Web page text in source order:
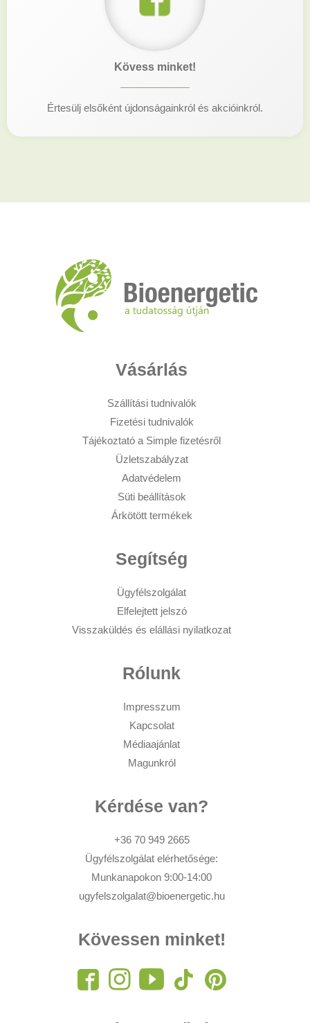
Kövess minket!
Értesülj elsőként újdonságainkról és akcióinkról.
Vásárlás
Szállítási tudnivalók
Fizetési tudnivalók
Tájékoztató a Simple fizetésről
Üzletszabályzat
Adatvédelem
Süti beállítások
Árkötött termékek
Segítség
Ügyfélszolgálat
Elfelejtett jelszó
Visszaküldés és elállási nyilatkozat
Rólunk
Impresszum
Kapcsolat
Médiaajánlat
Magunkról
Kérdése van?
+36 70 949 2665
Ügyfélszolgálat elérhetősége:
Munkanapokon 9:00-14:00
ugyfelszolgalat@bioenergetic.hu
Kövessen minket!